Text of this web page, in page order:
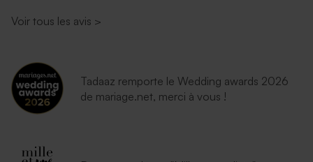
Voir tous les avis >
Tadaaz remporte le Wedding awards 2026
de mariage.net, merci à vous !